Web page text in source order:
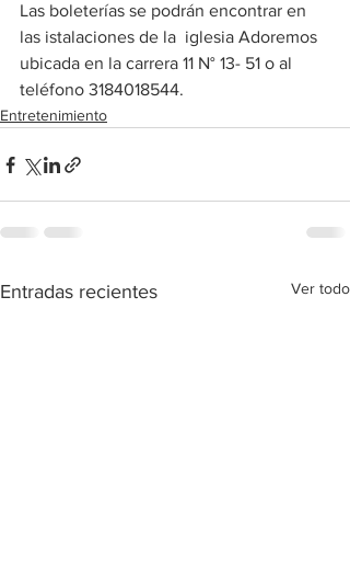
Las boleterías se podrán encontrar en
las istalaciones de la  iglesia Adoremos
ubicada en la carrera 11 N° 13- 51 o al
teléfono 3184018544.
Entretenimiento
Entradas recientes Ver todo